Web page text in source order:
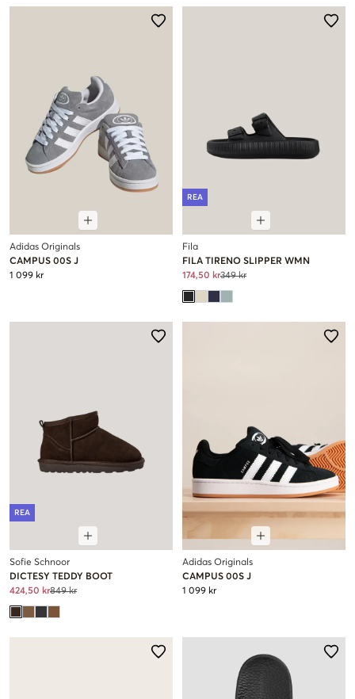
Adidas Originals
CAMPUS 00S J
1 099 kr
REA
Fila
FILA TIRENO SLIPPER WMN
174,50 kr349 kr
REA
Sofie Schnoor
DICTESY TEDDY BOOT
424,50 kr849 kr
Adidas Originals
CAMPUS 00S J
1 099 kr